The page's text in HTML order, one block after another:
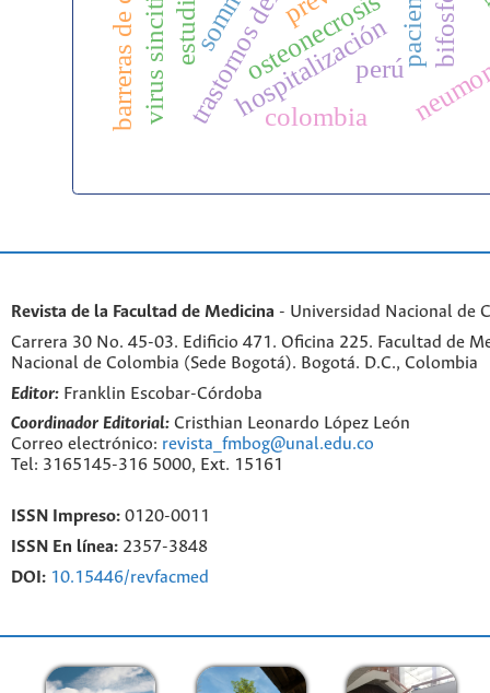
osteonecrosis
hospitalización
colombia
perú
Revista de la Facultad de Medicina - Universidad Nacional de
Carrera 30 No. 45-03. Edificio 471. Oficina 225. Facultad de
Nacional de Colombia (Sede Bogotá). Bogotá. D.C., Colombia
Editor: Franklin Escobar-Córdoba
Coordinador Editorial: Cristhian Leonardo López León
Correo electrónico: revista_fmbog@unal.edu.co
Tel: 3165145-316 5000, Ext. 15161
ISSN Impreso: 0120-0011
ISSN En línea: 2357-3848
DOI: 10.15446/revfacmed